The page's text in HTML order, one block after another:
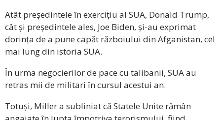
Atât președintele în exercițiu al SUA, Donald Trump,
cât și președintele ales, Joe Biden, și-au exprimat
dorința de a pune capăt războiului din Afganistan, cel
mai lung din istoria SUA.
În urma negocierilor de pace cu talibanii, SUA au
retras mii de militari în cursul acestui an.
Totuși, Miller a subliniat că Statele Unite rămân